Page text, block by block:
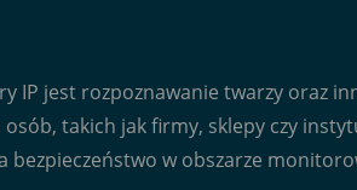
IP jest rozpoznawanie twarzy oraz
takich jak firmy, sklepy czy
bezpieczeństwo w obszarze